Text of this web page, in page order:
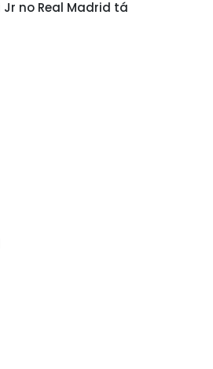
no Real Madrid tá